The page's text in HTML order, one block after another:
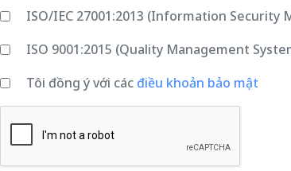
ISO/IEC 27001:2013 (Information Security
ISO 9001:2015 (Quality Management
Tôi đồng ý với cácđiều khoản bảo mật